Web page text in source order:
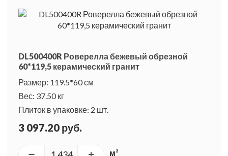
DL500400R Роверелла бежевый обрезной
60*119,5 керамический гранит
Размер: 119.5*60 см
Вес: 37.50 кг
Плиток в упаковке: 2 шт.
3 097.20 руб.
м²